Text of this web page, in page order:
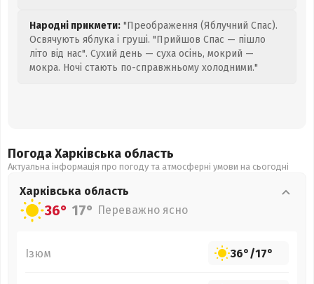
Народні прикмети: "Преображення (Яблучний Спас).
Освячують яблука і груші. "Прийшов Спас — пішло
літо від нас". Сухий день — суха осінь, мокрий —
мокра. Ночі стають по-справжньому холодними."
Погода Харківська область
Актуальна інформація про погоду та атмосферні умови на сьогодні
Харківська область
36° 17° Переважно ясно
Ізюм 36°/17°